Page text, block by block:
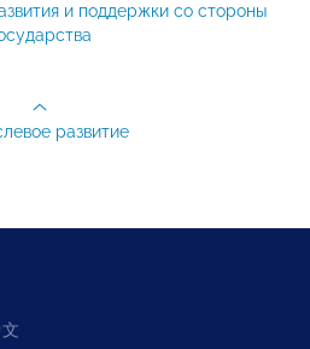
и поддержки со стороны
развитие